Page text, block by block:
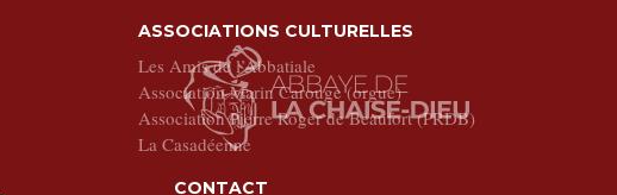
ASSOCIATIONS CULTURELLES
Les Amis de l’Abbatiale
Association Marin Carouge (orgue)
Association Pierre Roger de Beaufort (PRDB)
La Casadéenne
CONTACT